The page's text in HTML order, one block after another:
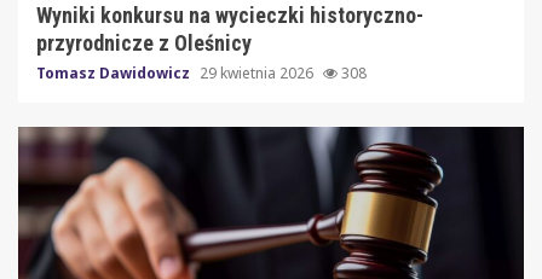
Wyniki konkursu na wycieczki historyczno-
przyrodnicze z Oleśnicy
Tomasz Dawidowicz 29 kwietnia 2026 308